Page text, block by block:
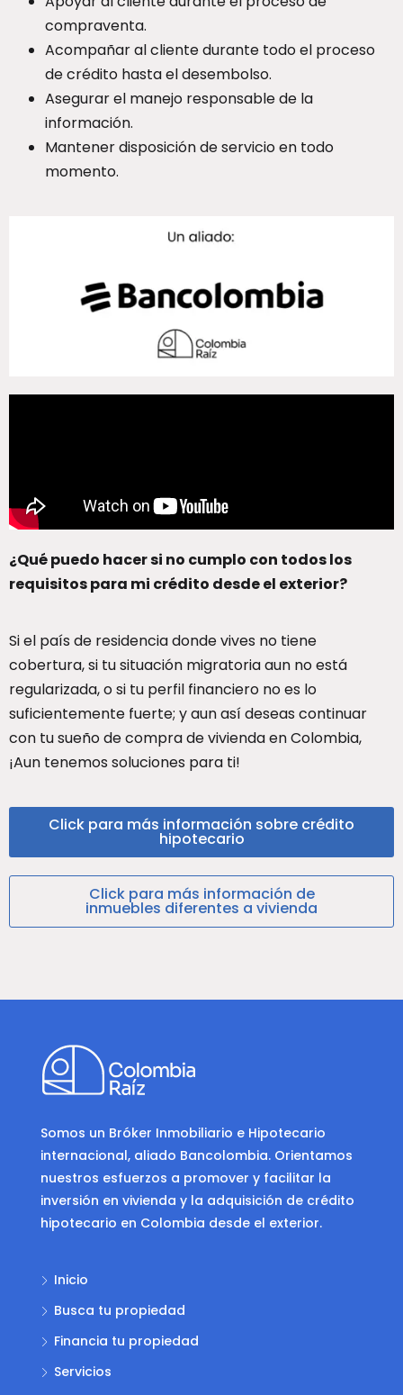
compraventa.
Acompañar al cliente durante todo el proceso
de crédito hasta el desembolso.
Asegurar el manejo responsable de la
información.
Mantener disposición de servicio en todo
momento.
¿Qué puedo hacer si no cumplo con todos los
requisitos para mi crédito desde el exterior?
Si el país de residencia donde vives no tiene
cobertura, si tu situación migratoria aun no está
regularizada, o si tu perfil financiero no es lo
suficientemente fuerte; y aun así deseas continuar
con tu sueño de compra de vivienda en Colombia,
¡Aun tenemos soluciones para ti!
Click para más información sobre crédito
hipotecario
Click para más información de
inmuebles diferentes a vivienda
Somos un Bróker Inmobiliario e Hipotecario
internacional, aliado Bancolombia. Orientamos
nuestros esfuerzos a promover y facilitar la
inversión en vivienda y la adquisición de crédito
hipotecario en Colombia desde el exterior.
Inicio
Busca tu propiedad
Financia tu propiedad
Servicios